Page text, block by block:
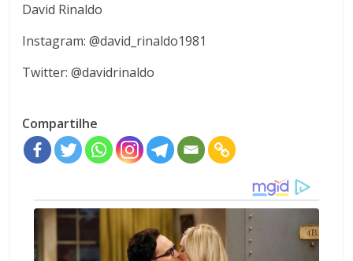
David Rinaldo
Instagram: @david_rinaldo1981
Twitter: @davidrinaldo
Compartilhe